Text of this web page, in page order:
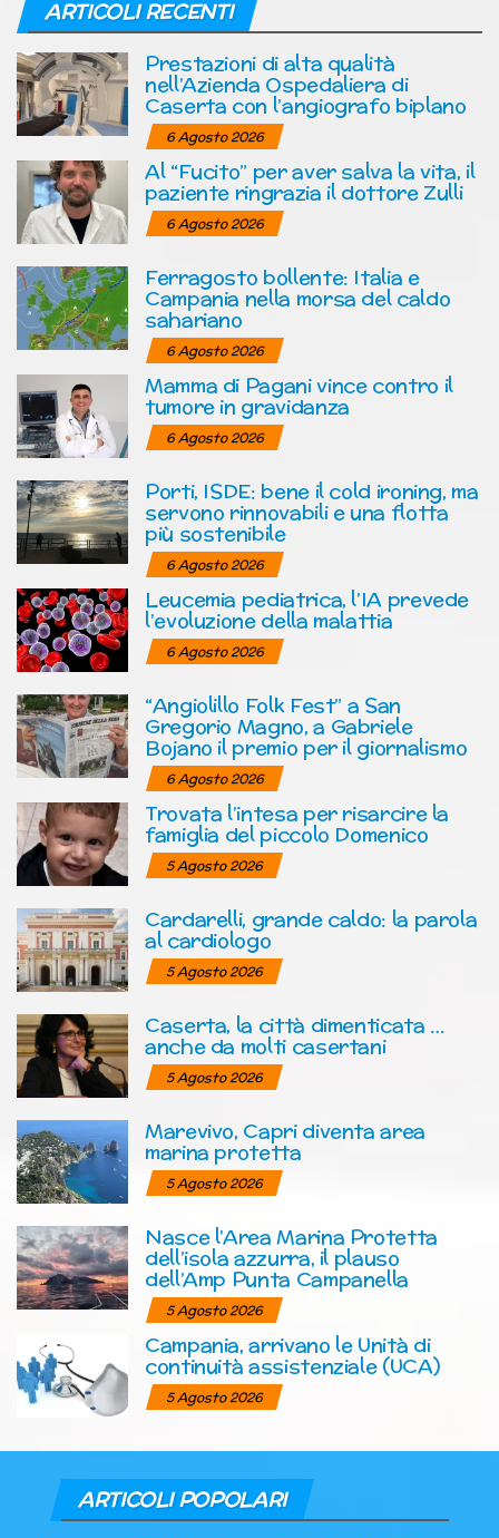
ARTICOLI RECENTI
Prestazioni di alta qualità
nell’Azienda Ospedaliera di
Caserta con l’angiografo biplano
6 Agosto 2026
Al “Fucito” per aver salva la vita, il
paziente ringrazia il dottore Zulli
6 Agosto 2026
Ferragosto bollente: Italia e
Campania nella morsa del caldo
sahariano
6 Agosto 2026
Mamma di Pagani vince contro il
tumore in gravidanza
6 Agosto 2026
Porti, ISDE: bene il cold ironing, ma
servono rinnovabili e una flotta
più sostenibile
6 Agosto 2026
Leucemia pediatrica, l’IA prevede
l’evoluzione della malattia
6 Agosto 2026
“Angiolillo Folk Fest” a San
Gregorio Magno, a Gabriele
Bojano il premio per il giornalismo
6 Agosto 2026
Trovata l’intesa per risarcire la
famiglia del piccolo Domenico
5 Agosto 2026
Cardarelli, grande caldo: la parola
al cardiologo
5 Agosto 2026
Caserta, la città dimenticata …
anche da molti casertani
5 Agosto 2026
Marevivo, Capri diventa area
marina protetta
5 Agosto 2026
Nasce l’Area Marina Protetta
dell’isola azzurra, il plauso
dell’Amp Punta Campanella
5 Agosto 2026
Campania, arrivano le Unità di
continuità assistenziale (UCA)
5 Agosto 2026
ARTICOLI POPOLARI